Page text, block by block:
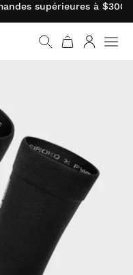
supérieures à
page